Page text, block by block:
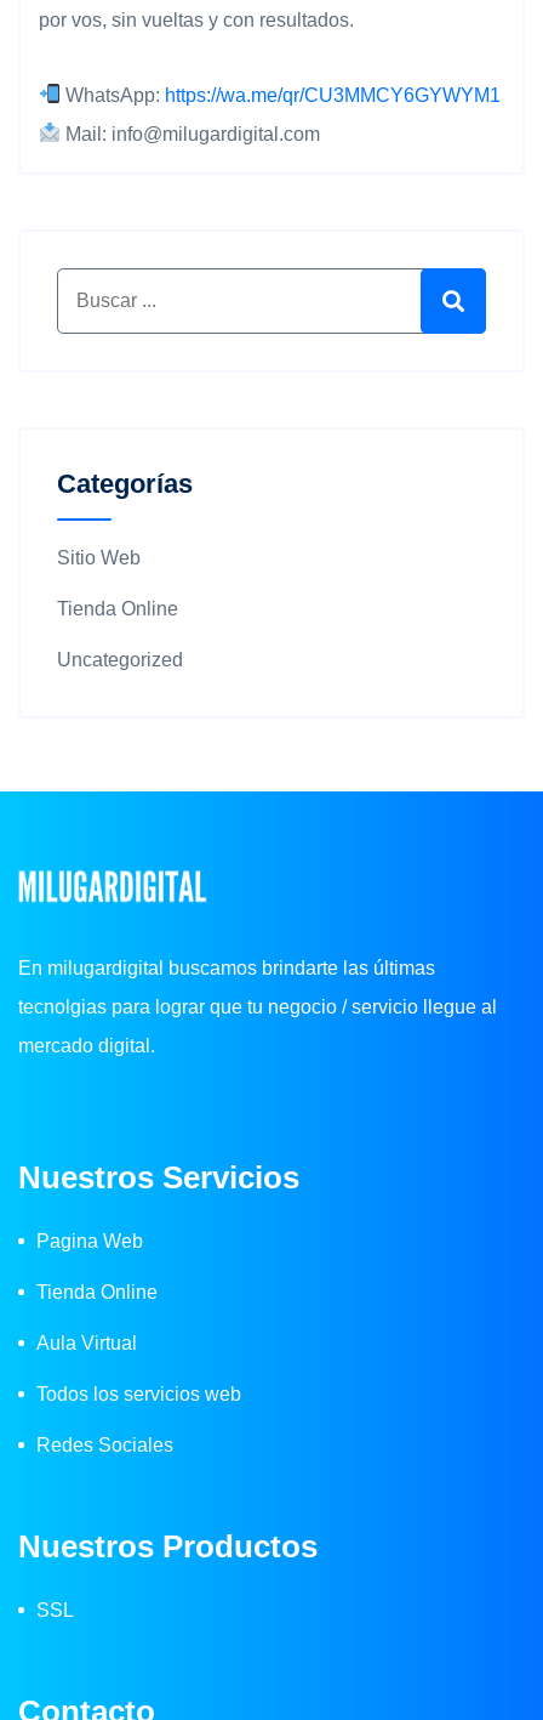
por vos, sin vueltas y con resultados.
WhatsApp: https://wa.me/qr/CU3MMCY6GYWYM1
Mail: info@milugardigital.com
Categorías
Sitio Web
Tienda Online
Uncategorized
En milugardigital buscamos brindarte las últimas
tecnolgias para lograr que tu negocio / servicio llegue al
mercado digital.
Nuestros Servicios
Pagina Web
Tienda Online
Aula Virtual
Todos los servicios web
Redes Sociales
Nuestros Productos
SSL
Contacto